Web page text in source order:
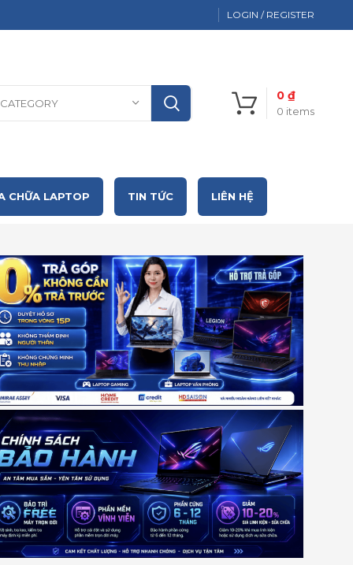
LOGIN / REGISTER
0 items
0₫
CHỮA LAPTOP TIN TỨC LIÊN HỆ